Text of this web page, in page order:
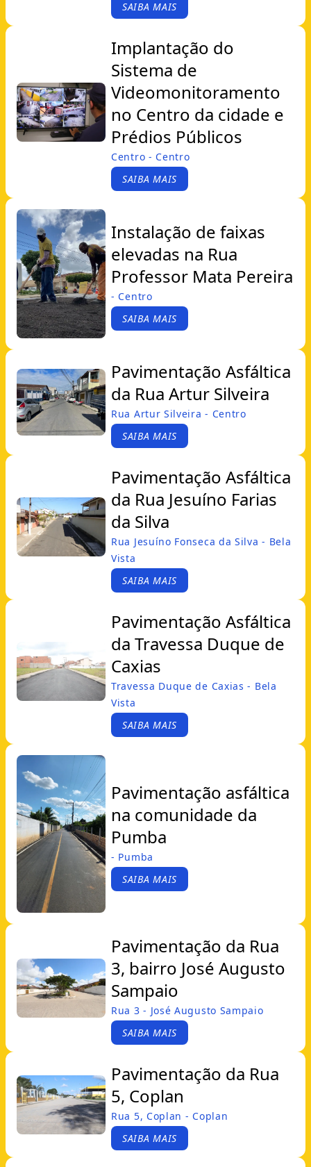
SAIBA MAIS
Implantação do
Sistema de
Videomonitoramento
no Centro da cidade e
Prédios Públicos
Centro - Centro
SAIBA MAIS
Instalação de faixas
elevadas na Rua
Professor Mata Pereira
- Centro
SAIBA MAIS
Pavimentação Asfáltica
da Rua Artur Silveira
Rua Artur Silveira - Centro
SAIBA MAIS
Pavimentação Asfáltica
da Rua Jesuíno Farias
da Silva
Rua Jesuíno Fonseca da Silva - Bela
Vista
SAIBA MAIS
Pavimentação Asfáltica
da Travessa Duque de
Caxias
Travessa Duque de Caxias - Bela
Vista
SAIBA MAIS
Pavimentação asfáltica
na comunidade da
Pumba
- Pumba
SAIBA MAIS
Pavimentação da Rua
3, bairro José Augusto
Sampaio
Rua 3 - José Augusto Sampaio
SAIBA MAIS
Pavimentação da Rua
5, Coplan
Rua 5, Coplan - Coplan
SAIBA MAIS